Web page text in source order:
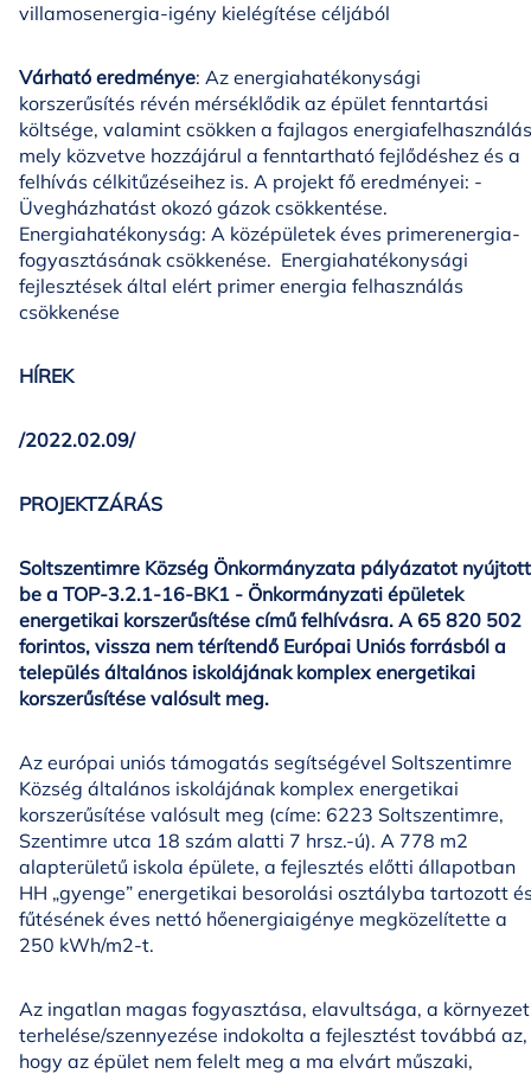
villamosenergia-igény kielégítése céljából
Várható eredménye: Az energiahatékonysági
korszerűsítés révén mérséklődik az épület fenntartási
költsége, valamint csökken a fajlagos
mely közvetve hozzájárul a fenntartható fejlődéshez és a
felhívás célkitűzéseihez is. A projekt fő eredményei: -
Üvegházhatást okozó gázok csökkentése.
Energiahatékonyság: A középületek éves primerenergia-
fogyasztásának csökkenése. Energiahatékonysági
fejlesztések által elért primer energia felhasználás
csökkenése
HÍREK
/2022.02.09/
PROJEKTZÁRÁS
Soltszentimre Község Önkormányzata pályázatot nyújtott
be a TOP-3.2.1-16-BK1 - Önkormányzati épületek
energetikai korszerűsítése című felhívásra. A 65 820 502
forintos, vissza nem térítendő Európai Uniós forrásból a
település általános iskolájának komplex energetikai
korszerűsítése valósult meg.
Az európai uniós támogatás segítségével Soltszentimre
Község általános iskolájának komplex energetikai
korszerűsítése valósult meg (címe: 6223 Soltszentimre,
Szentimre utca 18 szám alatti 7 hrsz.-ú). A 778 m2
alapterületű iskola épülete, a fejlesztés előtti állapotban
HH „gyenge” energetikai besorolási osztályba tartozott
fűtésének éves nettó hőenergiaigénye megközelítette a
250 kWh/m2-t.
Az ingatlan magas fogyasztása, elavultsága, a környezet
terhelése/szennyezése indokolta a fejlesztést továbbá az,
hogy az épület nem felelt meg a ma elvárt műszaki,